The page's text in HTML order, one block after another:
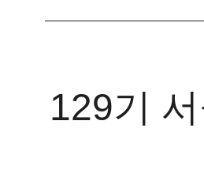
129기